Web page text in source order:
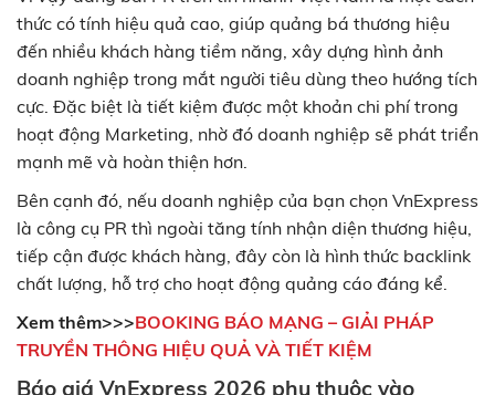
thức có tính hiệu quả cao, giúp quảng bá thương hiệu
đến nhiều khách hàng tiềm năng, xây dựng hình ảnh
doanh nghiệp trong mắt người tiêu dùng theo hướng tích
cực. Đặc biệt là tiết kiệm được một khoản chi phí trong
hoạt động Marketing, nhờ đó doanh nghiệp sẽ phát triển
mạnh mẽ và hoàn thiện hơn.
Bên cạnh đó, nếu doanh nghiệp của bạn chọn VnExpress
là công cụ PR thì ngoài tăng tính nhận diện thương hiệu,
tiếp cận được khách hàng, đây còn là hình thức backlink
chất lượng, hỗ trợ cho hoạt động quảng cáo đáng kể.
Xem thêm>>>BOOKING BÁO MẠNG – GIẢI PHÁP
TRUYỀN THÔNG HIỆU QUẢ VÀ TIẾT KIỆM
Báo giá VnExpress 2026 phụ thuộc vào